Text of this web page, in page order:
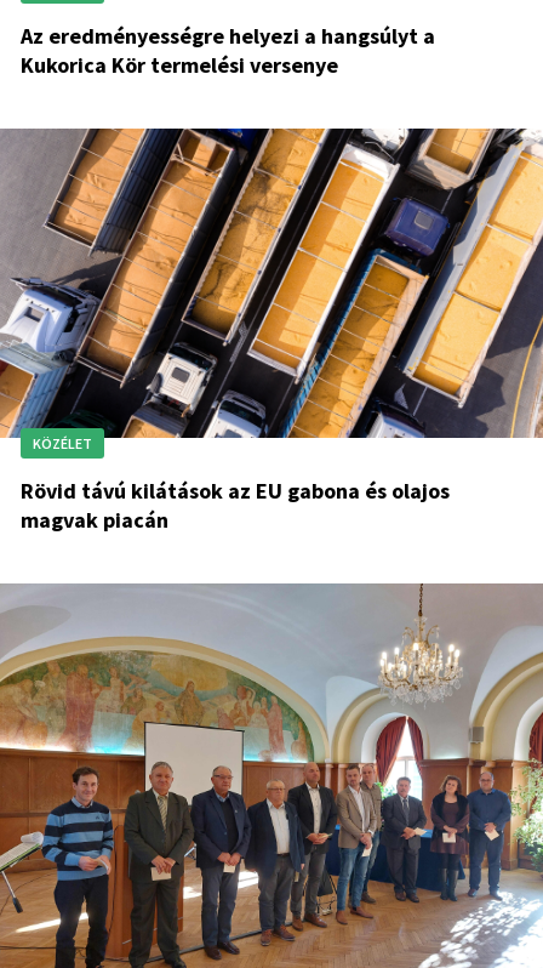
Az eredményességre helyezi a hangsúlyt a
Kukorica Kör termelési versenye
KÖZÉLET
Rövid távú kilátások az EU gabona és olajos
magvak piacán